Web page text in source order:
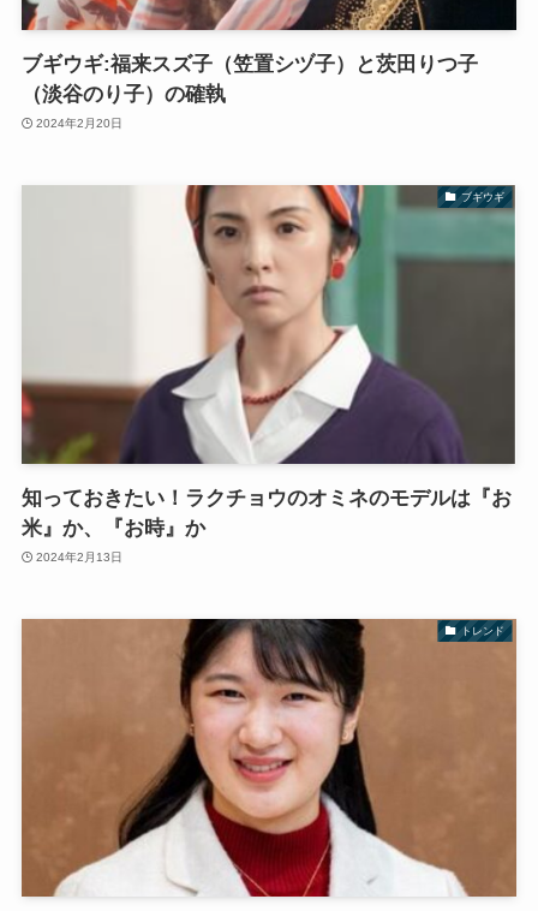
ブギウギ:福来スズ子（笠置シヅ子）と茨田りつ子
（淡谷のり子）の確執
2024年2月20日
ブギウギ
知っておきたい！ラクチョウのオミネのモデルは『お
米』か、『お時』か
2024年2月13日
トレンド